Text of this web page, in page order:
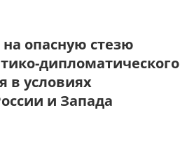
на опасную стезю
дипломатического
в условиях
и Запада